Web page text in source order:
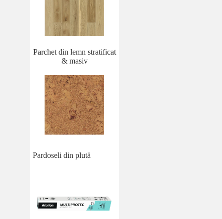
Parchet din lemn stratificat
& masiv
Pardoseli din plută